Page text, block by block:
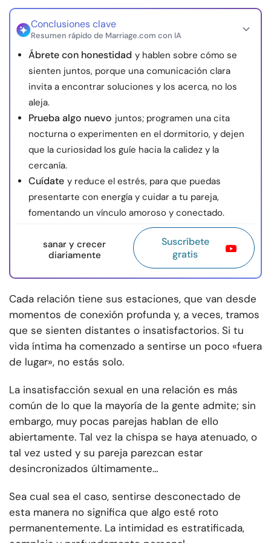
Conclusiones clave
Resumen rápido de Marriage.com con IA
Ábrete con honestidad y hablen sobre cómo se
sienten juntos, porque una comunicación clara
invita a encontrar soluciones y los acerca, no los
aleja.
Prueba algo nuevo juntos; programen una cita
nocturna o experimenten en el dormitorio, y dejen
que la curiosidad los guíe hacia la calidez y la
cercanía.
Cuídate y reduce el estrés, para que puedas
presentarte con energía y cuidar a tu pareja,
fomentando un vínculo amoroso y conectado.
sanar y crecer
diariamente
Suscríbete
gratis
Cada relación tiene sus estaciones, que van desde
momentos de conexión profunda y, a veces, tramos
que se sienten distantes o insatisfactorios. Si tu
vida íntima ha comenzado a sentirse un poco «fuera
de lugar», no estás solo.
La insatisfacción sexual en una relación es más
común de lo que la mayoría de la gente admite; sin
embargo, muy pocas parejas hablan de ello
abiertamente. Tal vez la chispa se haya atenuado, o
tal vez usted y su pareja parezcan estar
desincronizados últimamente…
Sea cual sea el caso, sentirse desconectado de
esta manera no significa que algo esté roto
permanentemente. La intimidad es estratificada,